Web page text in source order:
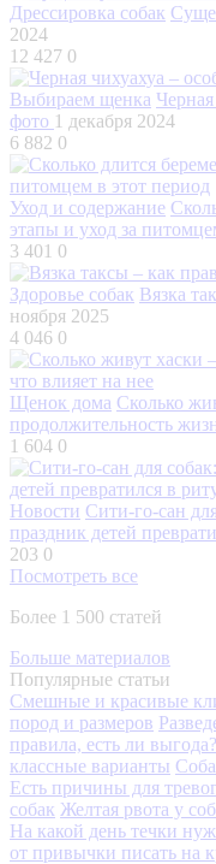
Дрессировка собак
2024
12 427 0
Выбираем щенка
фото 1 декабря 2024
6 882 0
Уход и содержание
этапы и уход за
3 401 0
Здоровье собак Вязка
ноября 2025
4 046 0
Щенок дома Сколько
продолжительность
1 604 0
Новости Сити-го-сан
праздник детей
203 0
Посмотреть все
Более 1 500 статей
Больше материалов
Популярные статьи
Смешные и красивые
пород и размеров
правила, есть ли выгода?
классные варианты
Есть причины для
собак Желтая рвота у
На какой день течки
от привычки писать на